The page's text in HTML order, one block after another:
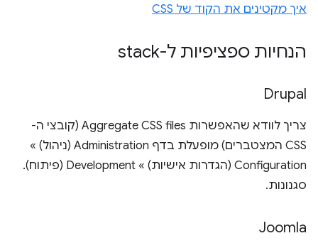
איך מקטינים את הקוד של CSS
הנחיות ספציפיות ל-stack
Drupal
צריך לוודא שהאפשרות Aggregate CSS files (קובצי ה-
CSS המצטברים) מופעלת בדף Administration (ניהול) »
Configuration (הגדרות אישיות) » Development (פיתוח).
סגנונות.
Joomla